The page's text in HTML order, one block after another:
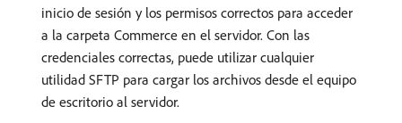
inicio de sesión y los permisos correctos para acceder
a la carpeta Commerce en el servidor. Con las
credenciales correctas, puede utilizar cualquier
utilidad SFTP para cargar los archivos desde el equipo
de escritorio al servidor.